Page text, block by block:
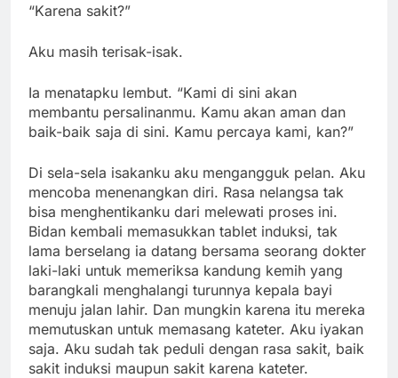
“Karena sakit?”
Aku masih terisak-isak.
Ia menatapku lembut. “Kami di sini akan
membantu persalinanmu. Kamu akan aman dan
baik-baik saja di sini. Kamu percaya kami, kan?”
Di sela-sela isakanku aku mengangguk pelan. Aku
mencoba menenangkan diri. Rasa nelangsa tak
bisa menghentikanku dari melewati proses ini.
Bidan kembali memasukkan tablet induksi, tak
lama berselang ia datang bersama seorang dokter
laki-laki untuk memeriksa kandung kemih yang
barangkali menghalangi turunnya kepala bayi
menuju jalan lahir. Dan mungkin karena itu mereka
memutuskan untuk memasang kateter. Aku iyakan
saja. Aku sudah tak peduli dengan rasa sakit, baik
sakit induksi maupun sakit karena kateter.